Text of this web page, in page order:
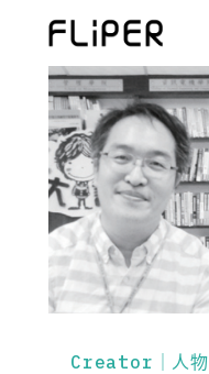
Creator｜人物